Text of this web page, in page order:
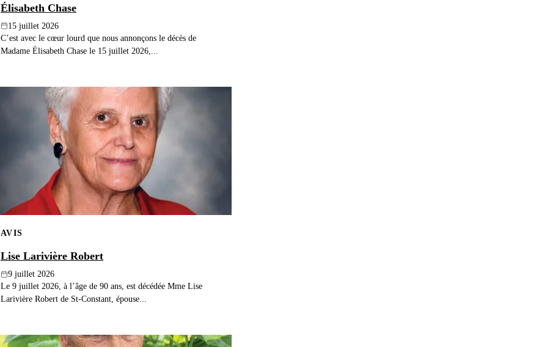
Élisabeth Chase
15 juillet 2026
C’est avec le cœur lourd que nous annonçons le décès de
Madame Élisabeth Chase le 15 juillet 2026,...
AVIS
Lise Larivière Robert
9 juillet 2026
Le 9 juillet 2026, à l’âge de 90 ans, est décédée Mme Lise
Larivière Robert de St-Constant, épouse...